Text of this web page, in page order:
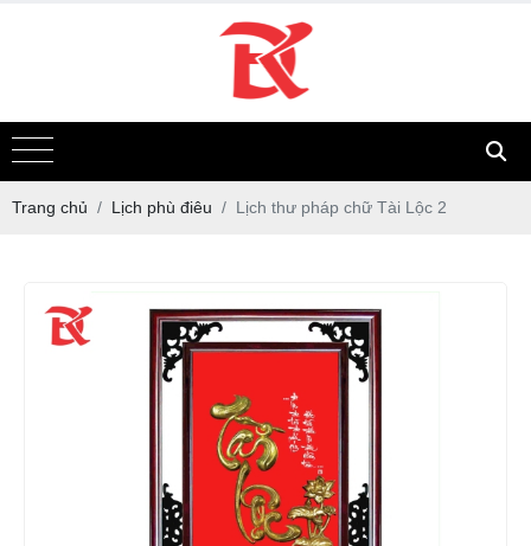
Trang chủ Lịch phù điêu Lịch thư pháp chữ Tài Lộc 2